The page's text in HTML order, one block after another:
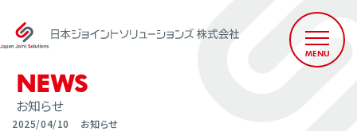
MENU
NEWS
お知らせ
2025/04/10 お知らせ